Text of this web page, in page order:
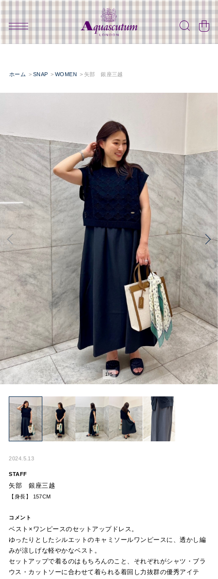
ホーム SNAP WOMEN 矢部 銀座三越
2/5
2024.5.13
STAFF
矢部 銀座三越
【身長】 157CM
コメント
ベスト×ワンピースのセットアップドレス。
ゆったりとしたシルエットのキャミソールワンピースに、透かし編
みが涼しげな軽やかなベスト。
セットアップで着るのはもちろんのこと、それぞれがシャツ・ブラ
ウス・カットソーに合わせて着られる着回し力抜群の優秀アイテ